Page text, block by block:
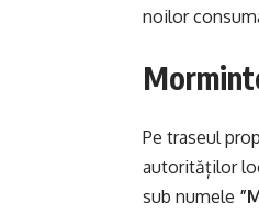
noilor
Pe traseul
autorităților
sub numele